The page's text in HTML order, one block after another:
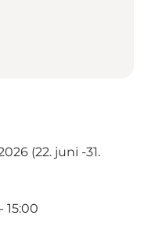
(22. juni -31.
15:00